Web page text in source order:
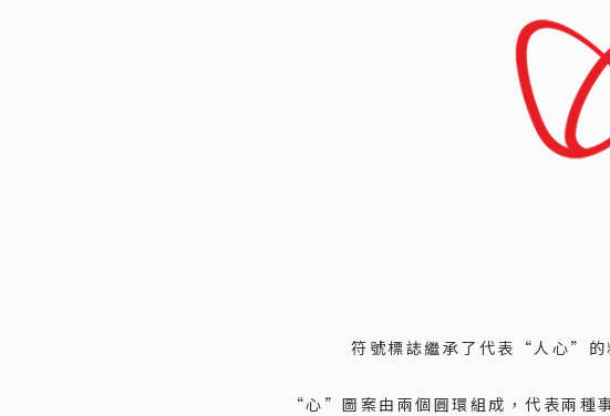
符號標誌繼承了代表“人心”的
“心”圖案由兩個圓環組成，代表兩種